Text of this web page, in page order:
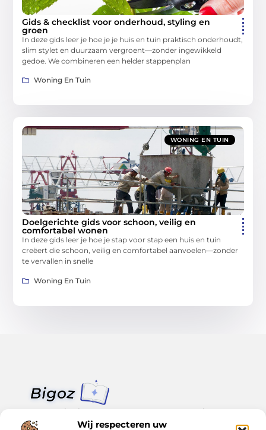
Wij respecteren uw
Gids & checklist voor onderhoud, styling en
groen
In deze gids leer je hoe je je huis en tuin praktisch onderhoudt,
slim stylet en duurzaam vergroent—zonder ingewikkeld
gedoe. We combineren een helder stappenplan
Woning En Tuin
WONING EN TUIN
Doelgerichte gids voor schoon, veilig en
comfortabel wonen
In deze gids leer je hoe je stap voor stap een huis en tuin
creëert die schoon, veilig en comfortabel aanvoelen—zonder
te vervallen in snelle
Woning En Tuin
Van klein nieuws tot grote trends – alles op Bigoz.nl.
Lees inspirerende blogs en artikelen over het dagelijks leven,